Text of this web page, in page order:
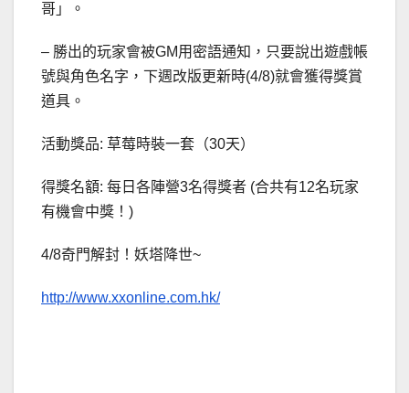
哥」。
– 勝出的玩家會被GM用密語通知，只要說出遊戲帳
號與角色名字，下週改版更新時(4/8)就會獲得獎賞
道具。
活動獎品: 草莓時裝一套（30天）
得獎名額: 每日各陣營3名得獎者 (合共有12名玩家
有機會中獎！)
4/8奇門解封！妖塔降世~
http://www.xxonline.com.hk/